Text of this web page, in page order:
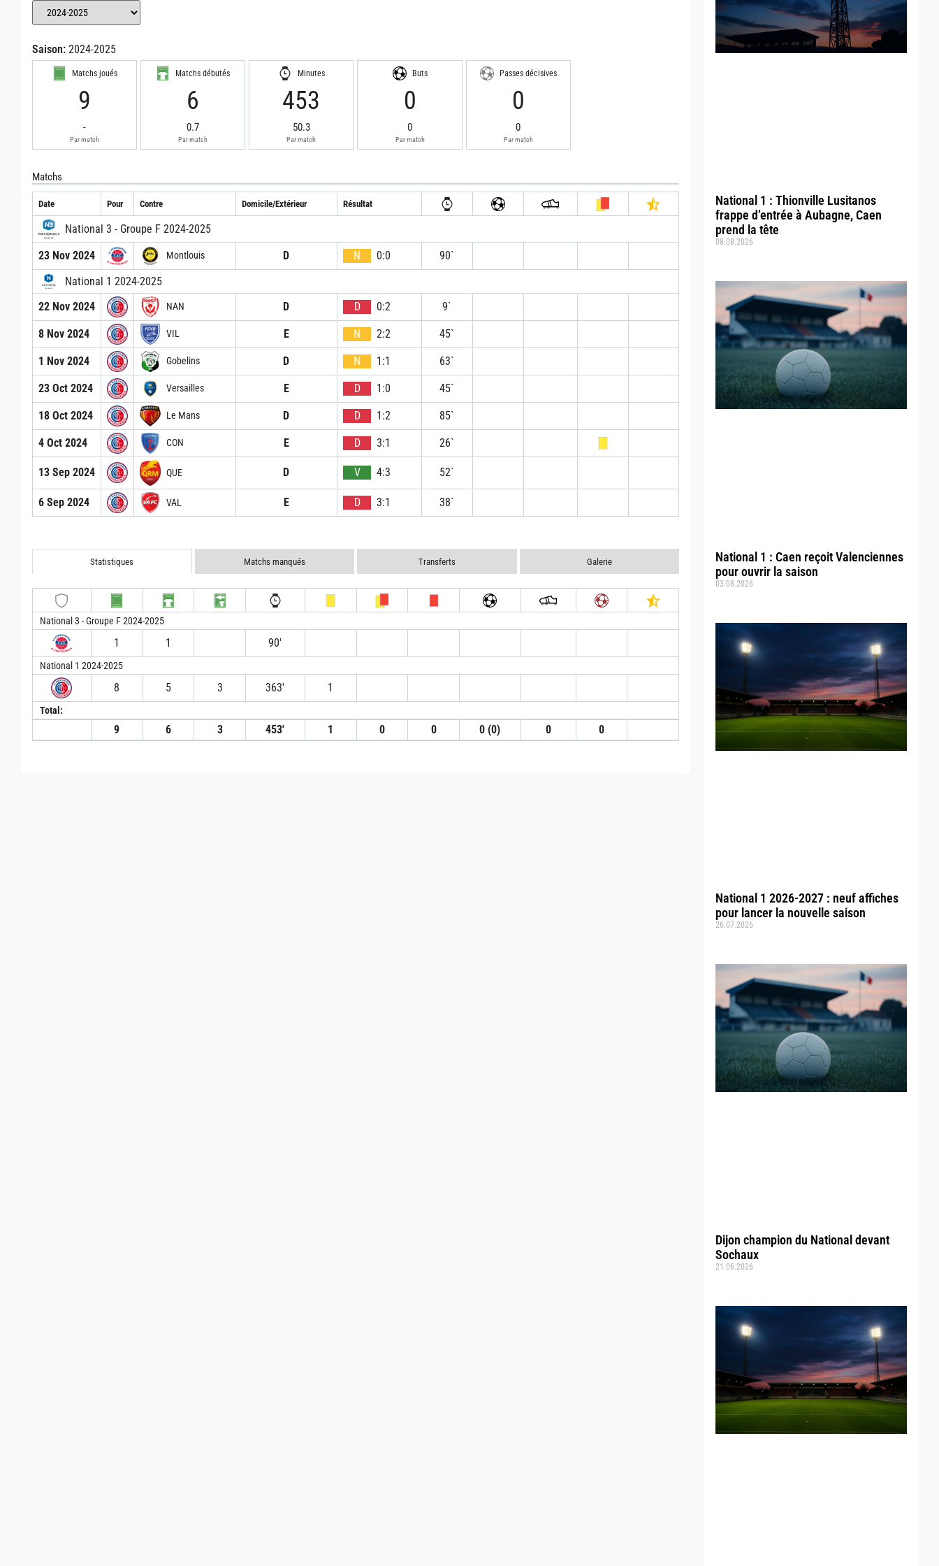
National 1 : Thionville Lusitanos
frappe d’entrée à Aubagne, Caen
prend la tête
08.08.2026
National 1 : Caen reçoit Valenciennes
pour ouvrir la saison
03.08.2026
National 1 2026-2027 : neuf affiches
pour lancer la nouvelle saison
26.07.2026
Dijon champion du National devant
Sochaux
21.06.2026
Saison: 2024-2025
Matchs joués
9
-
Par match
Matchs débutés
6
0.7
Par match
Minutes
453
50.3
Par match
Buts
0
0
Par match
Passes décisives
0
0
Par match
Matchs
Date Pour Contre Domicile/Extérieur Résultat
National 3 - Groupe F 2024-2025
23 Nov 2024
Montlouis D N 0:0
90`
National 1 2024-2025
22 Nov 2024
NAN D D 0:2 9`
8 Nov 2024 VIL E N 2:2 45`
1 Nov 2024 Gobelins D N 1:1 63`
23 Oct 2024 Versailles E D 1:0 45`
18 Oct 2024 Le Mans D D 1:2 85`
4 Oct 2024 CON E D 3:1 26`
13 Sep 2024 QUE D V 4:3 52`
6 Sep 2024 VAL E D 3:1 38`
Statistiques Matchs manqués Transferts Galerie
National 3 - Groupe F 2024-2025
1 1 90′
National 1 2024-2025
8 5 3 363′ 1
Total:
9 6 3 453′ 1 0 0 0 (0) 0 0